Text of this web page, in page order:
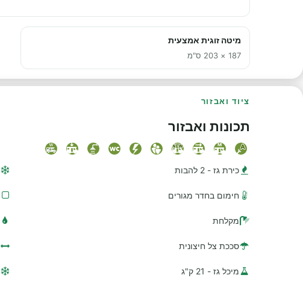
מיטה זוגית אמצעית
187 × 203 ס"מ
ציוד ואבזור
תכונות ואבזור
כירת גז - 2 להבות
חימום בחדר מגורים
מקלחת
סככת צל חיצונית
מיכל גז - 21 ק"ג